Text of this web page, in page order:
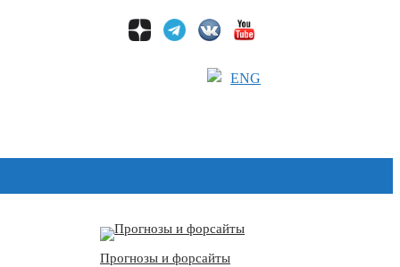
ENG
Прогнозы и форсайты